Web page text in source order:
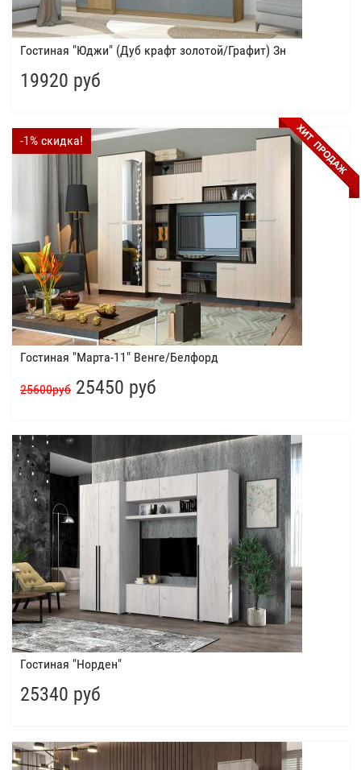
Гостиная "Юджи" (Дуб крафт золотой/Графит) Зн
19920 руб
-1% скидка!
Гостиная "Марта-11" Венге/Белфорд
25600руб 25450 руб
Гостиная "Норден"
25340 руб